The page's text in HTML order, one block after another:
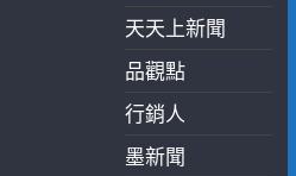
天天上新聞
品觀點
行銷人
墨新聞